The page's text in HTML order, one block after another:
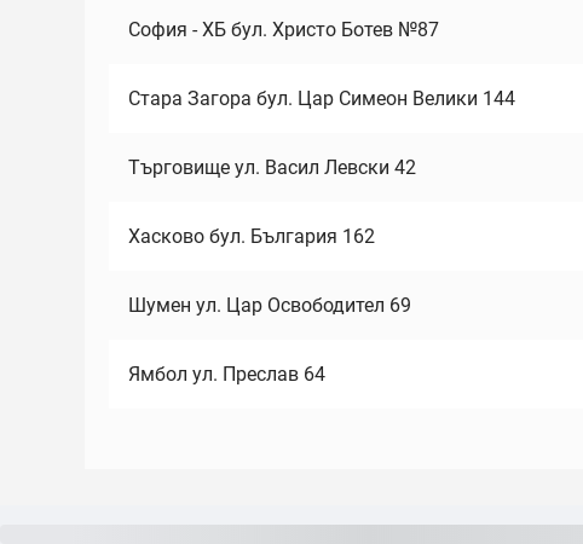
София - ХБ бул. Христо Ботев №87
Стара Загора бул. Цар Симеон Велики 144
Търговище ул. Васил Левски 42
Хасково бул. България 162
Шумен ул. Цар Освободител 69
Ямбол ул. Преслав 64